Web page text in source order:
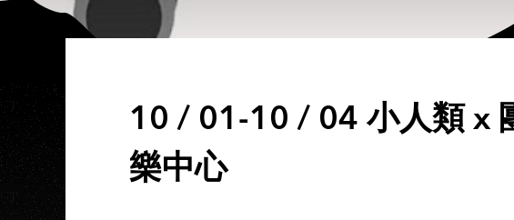
10 / 01-10 / 04 小人類 x
樂中心